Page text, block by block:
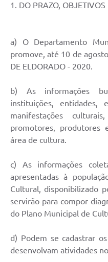
1. DO PRAZO, OBJETIVOS
a) O Departamento
promove, até 10 de agosto
DE ELDORADO - 2020.
b) As informações
instituições, entidades,
manifestações
promotores, produtores
área de cultura.
c) As informações
apresentadas à
Cultural, disponibilizado
servirão para compor
do Plano Municipal de
d) Podem se cadastrar
desenvolvam atividades